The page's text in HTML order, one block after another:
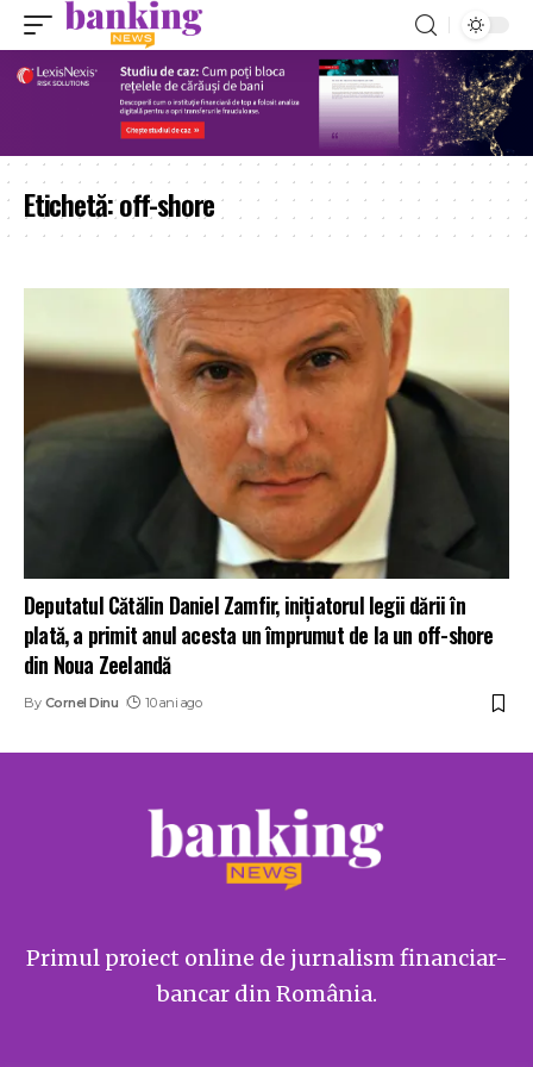
Etichetă:off-shore
Deputatul Cătălin Daniel Zamfir, inițiatorul legii dării în
plată, a primit anul acesta un împrumut de la un off-shore
din Noua Zeelandă
By Cornel Dinu 10 ani ago
Primul proiect online de jurnalism financiar-
bancar din România.